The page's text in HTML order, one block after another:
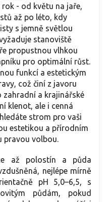
rok - od květu na jaře,
až po léto, kdy
s jemně světlou
stanoviště
propustnou vlhkou
pro optimální růst.
funkcí a estetickým
což činí z javoru
zahradní a krajinářské
klenot, ale i cenná
strom pro vaši
estetikou a přírodním
pravou volbou.
až polostín a půda
nejlépe mírně
pH 5,0–6,5, s
půdám, pokud